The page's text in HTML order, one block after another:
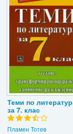
Теми по
за 7. клас
Пламен Тотев